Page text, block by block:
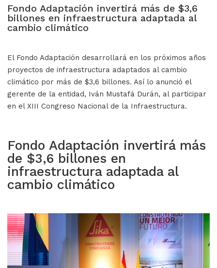
Fondo Adaptación invertirá más de $3,6
billones en infraestructura adaptada al
cambio climático
El Fondo Adaptación desarrollará en los próximos años
proyectos de infraestructura adaptados al cambio
climático por más de $3,6 billones. Así lo anunció el
gerente de la entidad, Iván Mustafá Durán, al participar
en el XIII Congreso Nacional de la Infraestructura.
Fondo Adaptación invertirá más
de $3,6 billones en
infraestructura adaptada al
cambio climático